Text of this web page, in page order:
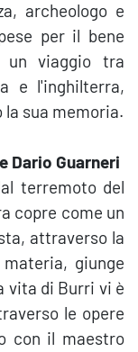
archeologo e
per il bene
un viaggio tra
e l'inghilterra,
la sua memoria.
Dario Guarneri
terremoto del
copre come un
attraverso la
giunge
vita di Burri vi è
le opere
con il maestro